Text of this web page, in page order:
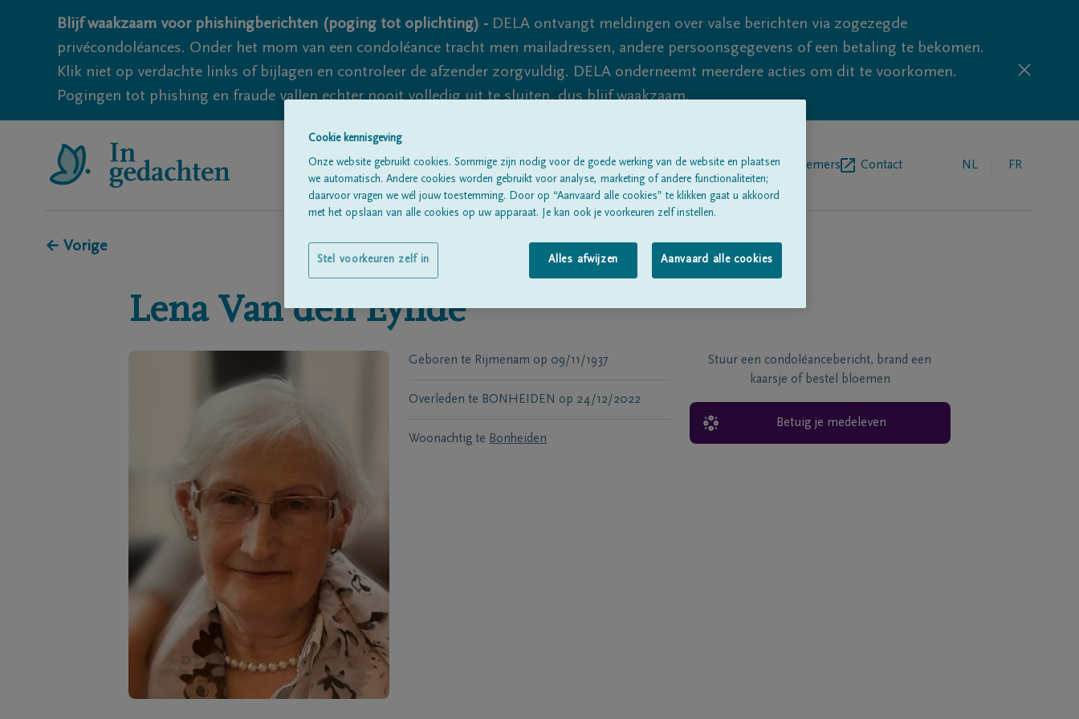
Blijf waakzaam voor phishingberichten (poging tot oplichting) - DELA ontvangt meldingen over valse berichten via zogezegde
privécondoléances. Onder het mom van een condoléance tracht men mailadressen, andere persoonsgegevens of een betaling te bekomen.
Klik niet op verdachte links of bijlagen en controleer de afzender zorgvuldig. DELA onderneemt meerdere acties om dit te voorkomen.
Pogingen tot phishing en fraude vallen echter nooit volledig uit te sluiten, dus blijf waakzaam.
Alle rouwberichtenOver onsBegrafenisondernemers Contact NL FR
← Vorige
Lena Van den Eynde
Geboren te Rijmenam op 09/11/1937
Overleden te BONHEIDEN op 24/12/2022
Woonachtig te Bonheiden
Stuur een condoléancebericht, brand een
kaarsje of bestel bloemen
Betuig je medeleven
Cookie kennisgeving
Onze website gebruikt cookies. Sommige zijn nodig voor de goede werking van de website en plaatsen
we automatisch. Andere cookies worden gebruikt voor analyse, marketing of andere functionaliteiten;
daarvoor vragen we wél jouw toestemming. Door op “Aanvaard alle cookies” te klikken gaat u akkoord
met het opslaan van alle cookies op uw apparaat. Je kan ook je voorkeuren zelf instellen.
Alles afwijzen Aanvaard alle cookies
Stel voorkeuren zelf in